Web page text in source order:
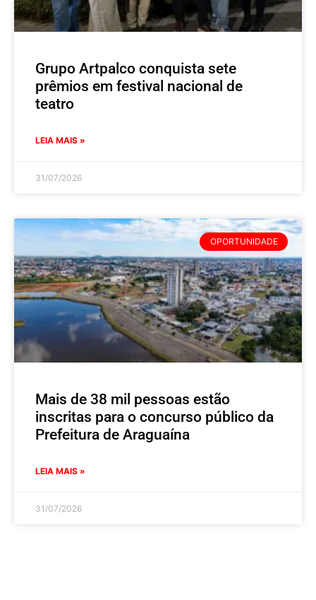
Grupo Artpalco conquista sete
prêmios em festival nacional de
teatro
LEIA MAIS »
31/07/2026
OPORTUNIDADE
Mais de 38 mil pessoas estão
inscritas para o concurso público da
Prefeitura de Araguaína
LEIA MAIS »
31/07/2026